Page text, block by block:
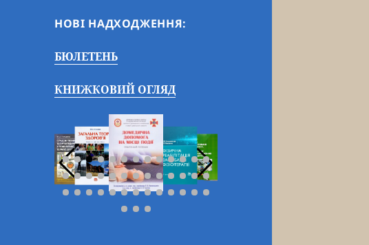
НОВІ НАДХОДЖЕННЯ:
БЮЛЕТЕНЬ
КНИЖКОВИЙ ОГЛЯД